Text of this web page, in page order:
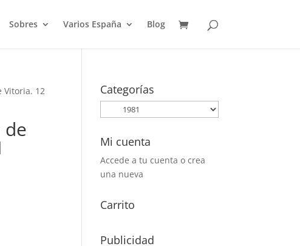
Sobres Varios España Blog
Vitoria. 12
de
Categorías
Mi cuenta
Accede a tu cuenta o crea
una nueva
Carrito
Publicidad